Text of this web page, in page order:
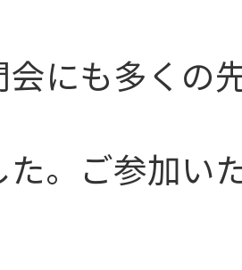
会にも多くの
た。ご参加い